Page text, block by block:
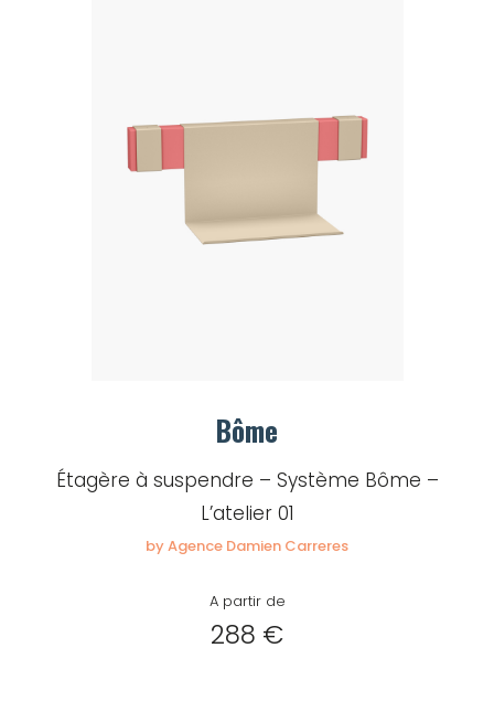
Bôme
Étagère à suspendre – Système Bôme –
L’atelier 01
by Agence Damien Carreres
A partir de
288 €